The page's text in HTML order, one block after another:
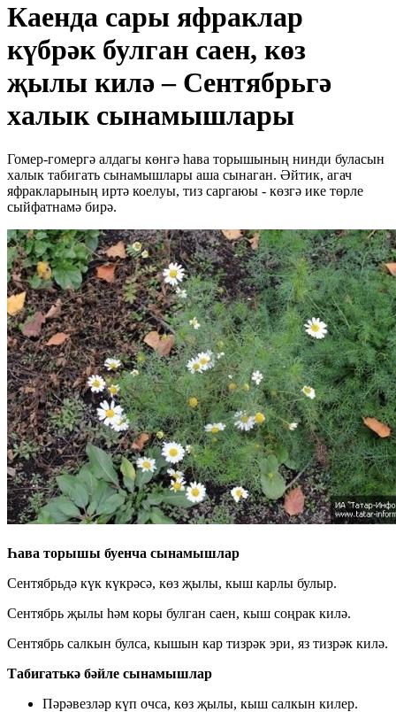
Каенда сары яфраклар
күбрәк булган саен, көз
җылы килә – Сентябрьгә
халык сынамышлары
Гомер-гомергә алдагы көнгә һава торышының нинди буласын
халык табигать сынамышлары аша сынаган. Әйтик, агач
яфракларының иртә коелуы, тиз саргаюы - көзгә ике төрле
сыйфатнамә бирә.
Һава торышы буенча сынамышлар
Сентябрьдә күк күкрәсә, көз җылы, кыш карлы булыр.
Сентябрь җылы һәм коры булган саен, кыш соңрак килә.
Сентябрь салкын булса, кышын кар тизрәк эри, яз тизрәк килә.
Табигатькә бәйле сынамышлар
Пәрәвезләр күп очса, көз җылы, кыш салкын килер.